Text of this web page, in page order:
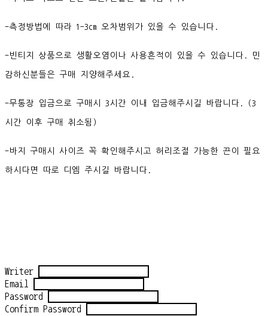
-측정방법에 따라 1-3cm 오차범위가 있을 수 있습니다.
-빈티지 상품으로 생활오염이나 사용흔적이 있을 수 있습니다. 민
감하신분들은 구매 지양해주세요.
-무통장 입금으로 구매시 3시간 이내 입금해주시길 바랍니다. (3
시간 이후 구매 취소됨)
-바지 구매시 사이즈 꼭 확인해주시고 허리조절 가능한 끈이 필요
하시다면 따로 디엠 주시길 바랍니다.
Writer
Email
Password
Confirm Password